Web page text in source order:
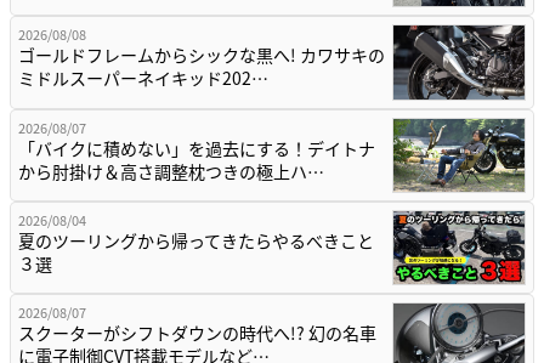
2026/08/08
ゴールドフレームからシックな黒へ! カワサキの
ミドルスーパーネイキッド202…
2026/08/07
「バイクに積めない」を過去にする！デイトナ
から肘掛け＆高さ調整枕つきの極上ハ…
2026/08/04
夏のツーリングから帰ってきたらやるべきこと
３選
2026/08/07
スクーターがシフトダウンの時代へ!? 幻の名車
に電子制御CVT搭載モデルなど…